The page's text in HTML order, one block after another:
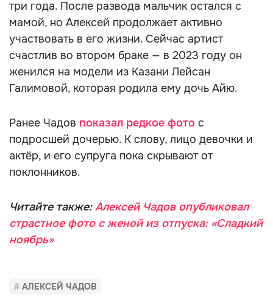
три года. После развода мальчик остался с
мамой, но Алексей продолжает активно
участвовать в его жизни. Сейчас артист
счастлив во втором браке — в 2023 году он
женился на модели из Казани Лейсан
Галимовой, которая родила ему дочь Айю.
Ранее Чадов показал редкое фото с
подросшей дочерью. К слову, лицо девочки и
актёр, и его супруга пока скрывают от
поклонников.
Читайте также:Алексей Чадов опубликовал
страстное фото с женой из отпуска: «Сладкий
ноябрь»
АЛЕКСЕЙ ЧАДОВ